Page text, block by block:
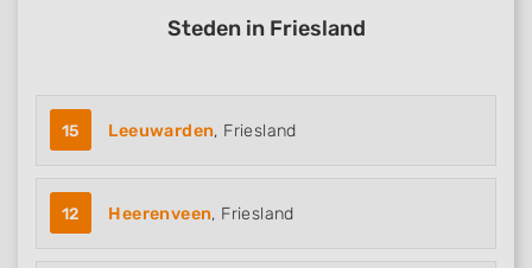
Steden in Friesland
15 Leeuwarden, Friesland
12 Heerenveen, Friesland